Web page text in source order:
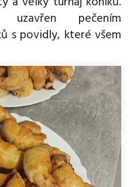
pečením
s povidly, které všem